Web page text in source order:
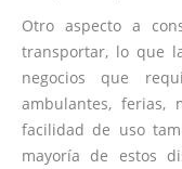
Otro aspecto a
transportar, lo que
negocios que
ambulantes, ferias,
facilidad de uso
mayoría de estos